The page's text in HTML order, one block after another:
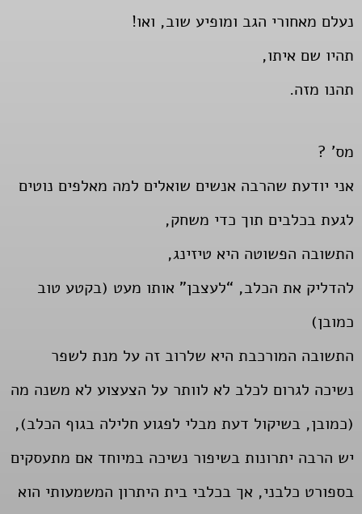
נעלם מאחורי הגב ומופיע שוב, ואו!
תהיו שם איתו,
תהנו מזה.
מס' ?
אני יודעת שהרבה אנשים שואלים למה מאלפים נוטים
לגעת בכלבים תוך כדי משחק,
התשובה הפשוטה היא טיזינג,
להדליק את הכלב, “לעצבן” אותו מעט (בקטע טוב
כמובן)
התשובה המורכבת היא שלרוב זה על מנת לשפר
נשיכה לגרום לכלב לא לוותר על הצעצוע לא משנה מה
(כמובן, בשיקול דעת מבלי לפגוע חלילה בגוף הכלב),
יש הרבה יתרונות בשיפור נשיכה במיוחד אם מתעסקים
בספורט כלבני, אך בכלבי בית היתרון המשמעותי הוא